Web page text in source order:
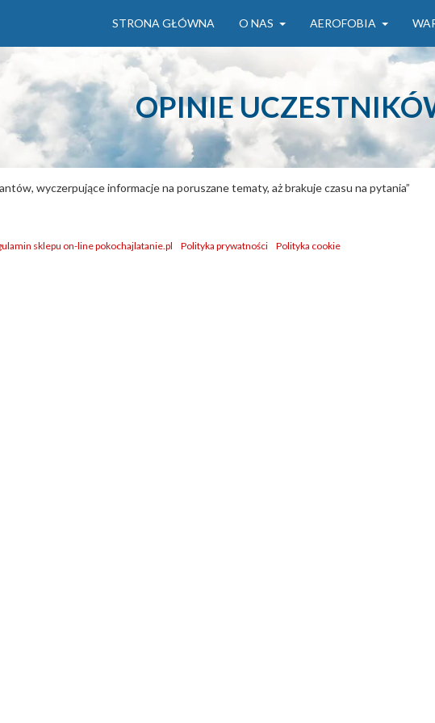
STRONA GŁÓWNA O NAS AEROFOBIA
OPINIE
wyczerpujące informacje na poruszane tematy, aż brakuje czasu na pytania”
sklepu on-line pokochajlatanie.pl Polityka prywatności Polityka cookie